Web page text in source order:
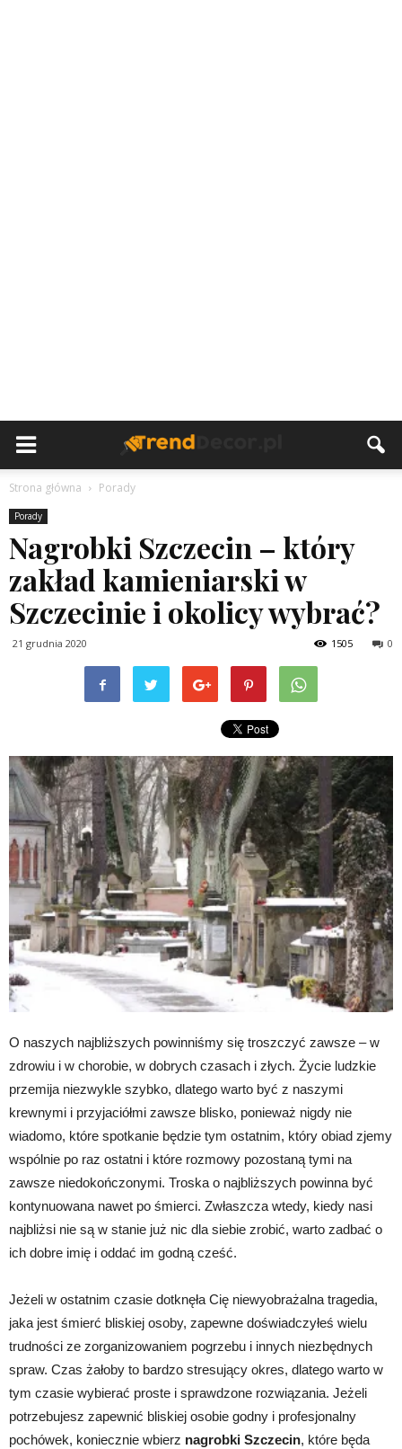
Strona główna Porady
Porady
Nagrobki Szczecin – który
zakład kamieniarski w
Szczecinie i okolicy wybrać?
21 grudnia 2020 0
1505
O naszych najbliższych powinniśmy się troszczyć zawsze – w
zdrowiu i w chorobie, w dobrych czasach i złych. Życie ludzkie
przemija niezwykle szybko, dlatego warto być z naszymi
krewnymi i przyjaciółmi zawsze blisko, ponieważ nigdy nie
wiadomo, które spotkanie będzie tym ostatnim, który obiad zjemy
wspólnie po raz ostatni i które rozmowy pozostaną tymi na
zawsze niedokończonymi. Troska o najbliższych powinna być
kontynuowana nawet po śmierci. Zwłaszcza wtedy, kiedy nasi
najbliżsi nie są w stanie już nic dla siebie zrobić, warto zadbać o
ich dobre imię i oddać im godną cześć.
Jeżeli w ostatnim czasie dotknęła Cię niewyobrażalna tragedia,
jaka jest śmierć bliskiej osoby, zapewne doświadczyłeś wielu
trudności ze zorganizowaniem pogrzebu i innych niezbędnych
spraw. Czas żałoby to bardzo stresujący okres, dlatego warto w
tym czasie wybierać proste i sprawdzone rozwiązania. Jeżeli
potrzebujesz zapewnić bliskiej osobie godny i profesjonalny
pochówek, koniecznie wbierz nagrobki Szczecin, które będa